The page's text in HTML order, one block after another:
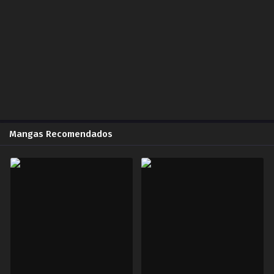
Capítulo 11.00
2019-06-23
Mangas Recomendados